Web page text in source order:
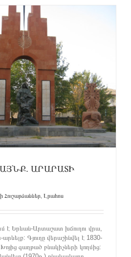
ԱՐԱՐԱՏԻ
, Լրահոս
է Երևան-Արտաշատ խճուղու վրա,
արևելք: Գյուղը վերաշինվել է 1830-
գաղթած բնակիչների կողմից: